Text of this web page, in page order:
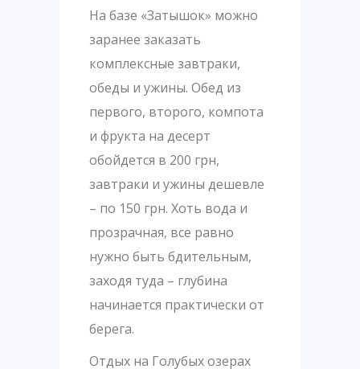
На базе «Затышок» можно
заранее заказать
комплексные завтраки,
обеды и ужины. Обед из
первого, второго, компота
и фрукта на десерт
обойдется в 200 грн,
завтраки и ужины дешевле
– по 150 грн. Хоть вода и
прозрачная, все равно
нужно быть бдительным,
заходя туда – глубина
начинается практически от
берега.
Отдых на Голубых озерах